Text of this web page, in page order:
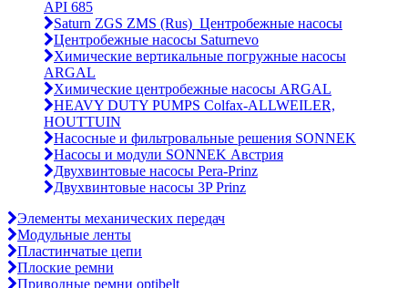
API 685
Saturn ZGS ZMS (Rus)_Центробежные насосы
Центробежные насосы Saturnevo
Химические вертикальные погружные насосы
ARGAL
Химические центробежные насосы ARGAL
HEAVY DUTY PUMPS Colfax-ALLWEILER,
HOUTTUIN
Насосные и фильтровальные решения SONNEK
Насосы и модули SONNEK Австрия
Двухвинтовые насосы Pera-Prinz
Двухвинтовые насосы 3P Prinz
Элементы механических передач
Модульные ленты
Пластинчатые цепи
Плоские ремни
Приводные ремни optibelt